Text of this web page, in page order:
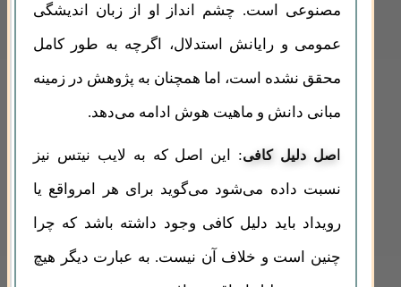
مصنوعی است. چشم انداز او از زبان اندیشگی
عمومی و رایانش استدلال، اگرچه به طور کامل
محقق نشده است، اما همچنان به پژوهش در زمینه
مبانی دانش و ماهیت هوش ادامه می‌دهد.
صل دلیل کافی: این اصل که به لایب نیتس نیز
نسبت داده می‌شود می‌گوید برای هر امرواقع یا
رویداد باید دلیل کافی وجود داشته باشد که چرا
چنین است و خلاف آن نیست. به عبارت دیگر هیچ